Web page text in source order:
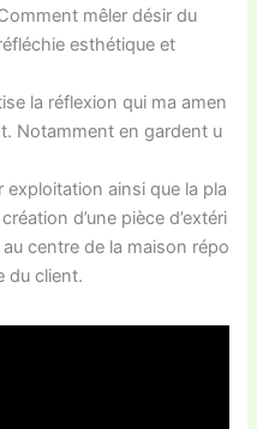
mêler désir du
esthétique et
la réflexion qui ma amen
Notamment en gardent u
ainsi que la pla
d’une pièce d’extéri
centre de la maison répo
du client.